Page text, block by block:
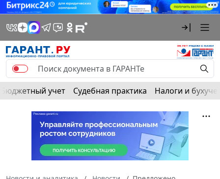
Бюджетный учет Судебная практика Налоги и